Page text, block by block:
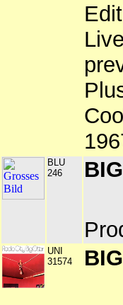
BLU
246
UNI
31574